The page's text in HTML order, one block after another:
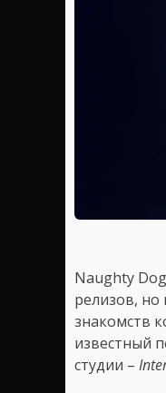
Naughty
релизов, но
знакомств
известный
студии –